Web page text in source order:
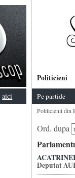
aici
Politicieni
Pe partide
Politicienii din
Ord. dupa
Deputat